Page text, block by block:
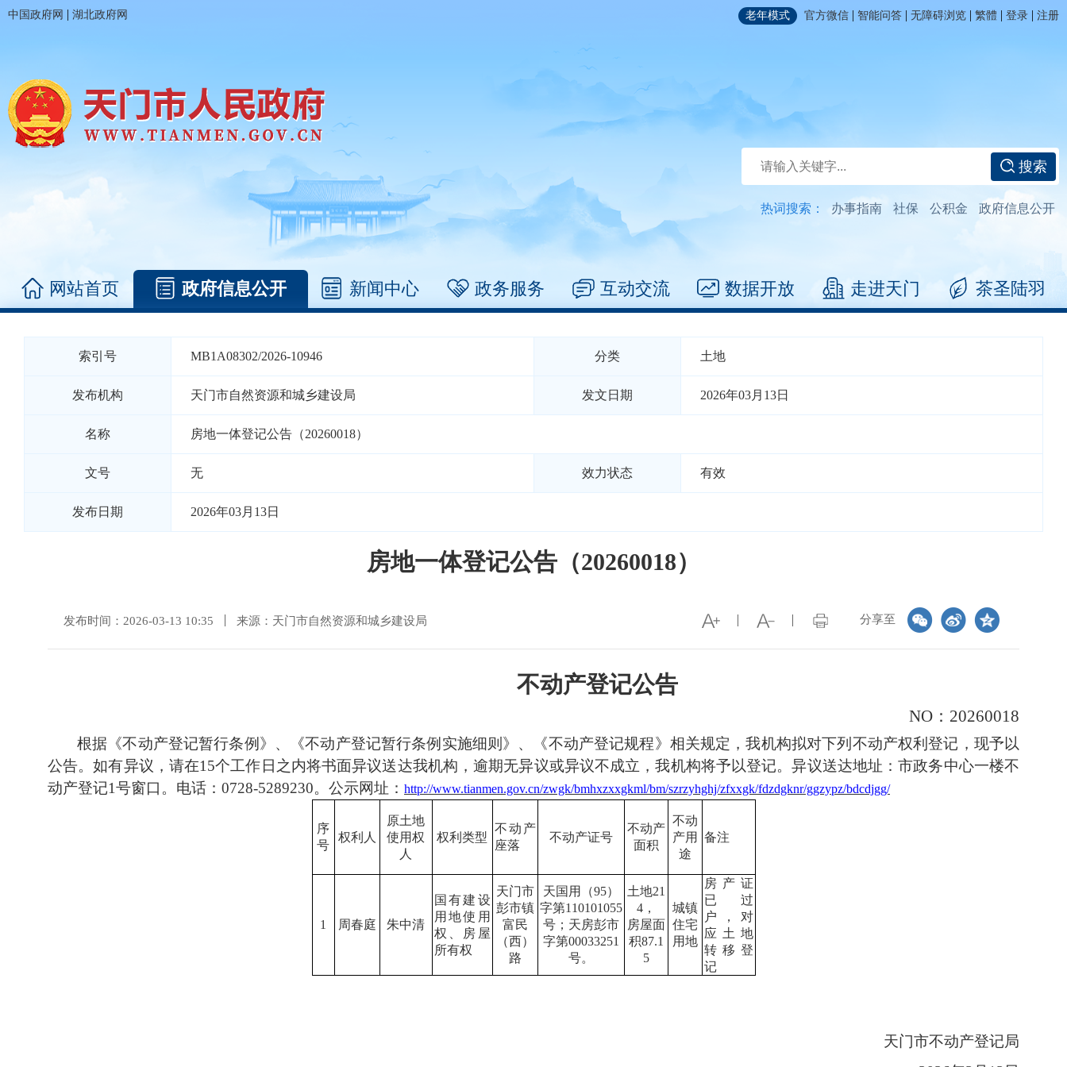
中国政府网 | 湖北政府网 老年模式 官方微信 | 智能问答 | 无障碍浏览 | 繁體 | 登录 | 注册
搜索
热词搜索： 办事指南 社保 公积金 政府信息公开
网站首页 政府信息公开 新闻中心 政务服务 互动交流 数据开放 走进天门 茶圣陆羽
索引号 MB1A08302/2026-10946 分类 土地
发布机构 天门市自然资源和城乡建设局 发文日期 2026年03月13日
名称 房地一体登记公告（20260018）
文号 无 效力状态 有效
发布日期 2026年03月13日
房地一体登记公告（20260018）
分享至
发布时间：2026-03-13 10:35 来源：天门市自然资源和城乡建设局
不动产登记公告
NO ： 20260018
根据《不动产登记暂行条例》、《不动产登记暂行条例实施细则》、《不动产登记规程》相关规定，我机构拟对下列不动产权利登记，现予以
公告。如有异议，请在15个工作日之内将书面异议送达我机构，逾期无异议或异议不成立，我机构将予以登记。异议送达地址：市政务中心一楼不
动产登记1号窗口。电话：0728-5289230。公示网址： http://www.tianmen.gov.cn/zwgk/bmhxzxxgkml/bm/szrzyhghj/zfxxgk/fdzdgknr/ggzypz/bdcdjgg/
序
号
权利人
原土地
使用权
人
权利类型
不动产
座落
不动产证号
不动产
面积
不动
产用
途
备注
1 周春庭 朱中清
国有建设
用地使用
权、房屋
所有权
天门市
彭市镇
富民
（西）
路
天国用（95）
字第110101055
号；天房彭市
字第00033251
号。
土地21
4，
房屋面
积87.1
5
城镇
住宅
用地
房产证
已过
户，对
应土地
转移登
记
天门市不动产登记局